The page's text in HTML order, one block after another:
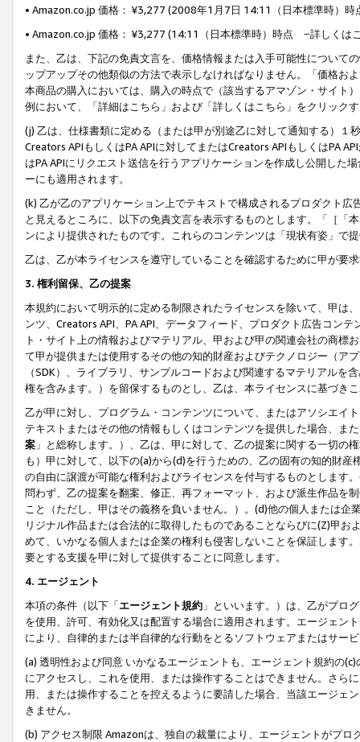
• Amazon.co.jp 価格： ¥3,277 (2008年1月7日 14:11（日本標準時）
• Amazon.co.jp 価格： ¥3,277 (14:11（日本標準時）時点 −詳しくは
また、乙は、下記の免責文言を、価格情報または入手可能性について
ップアップその他類似の方法で表示しなければなりません。「価格
本商品の購入においては、購入の時点で（該当するアマゾン・サイト
例において、「詳細はこちら」および「詳しくはこちら」をクリック
(j) 乙は、仕様書類に定める（または甲が別途乙に対して通知する）
Creators APIもしくはPA APIに対してまたはCreators APIもしくはPA
はPA APIにリクエスト送信を行うアプリケーションを作成し公開した
ーにも適用されます。
(k) 乙が乙のアプリケーション上でテキストで構成されるプロダクト
と見えるところに、以下の免責文言を表示するものとします。「［「
ンにより提供されたものです。これらのコンテンツは「現状有姿」で
乙は、乙が本ライセンスを遵守していることを確認するために甲が要
3. 権利留保、乙の提案
本規約において明示的に定める制限されたライセンスを除いて、甲は
ンツ、Creators API、PA API、データフィード、プロダクト広告コン
ト・サイト上の情報およびマテリアル、甲および甲の関連会社の商
て甲が提供または使用するその他の知的財産およびテクノロジー（ア
（SDK）、ライブラリ、サンプルコードおよび関連するマテリアル
権を含みます。）を留保するものとし、乙は、本ライセンスに基づき
乙が甲に対し、プログラム・コンテンツについて、またはアソシエイ
テキストまたはその他の情報もしくはコンテンツを提供した場合、ま
案 」と総称します。）、乙は、甲に対して、乙の提案に関する一切
も）甲に対して、以下の(a)から(d)を行うための、乙の固有の知的財
の自由に譲渡が可能な権利およびライセンスを付与するものとします
問わず、乙の提案を翻案、修正、再フォーマット、および派生作品を
こと（ただし、甲はその義務を負いません。）。(d)他の個人または
リジナル作品または合法的に取得したものであることならびに(Z)甲
めて、いかなる個人または企業の権利も侵害しないことを保証します
要とする支援を甲に対して提供することに同意します。
4. エージェント
本項の条件（以下「エージェント規約 」といいます。）は、乙がプロ
を使用、許可、有効化又は配置する場合に適用されます。エージェン
により、自律的または半自律的な行動をとるソフトウェアまたはサー
(a) 透明性および同意 いかなるエージェントも、エージェント規約の
にアクセスし、これを使用、または操作することはできません。さら
用、または操作することを控えるように要請した場合、当該エージェ
きません。
(b) アクセス制限 Amazonは、独自の裁量により、エージェントがプ